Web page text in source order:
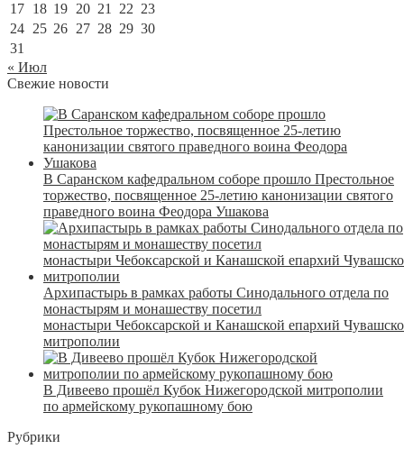
17 18 19 20 21 22 23
24 25 26 27 28 29 30
31
« Июл
Свежие новости
В Саранском кафедральном соборе прошло Престольное
торжество, посвященное 25-летию канонизации святого
праведного воина Феодора Ушакова
Архипастырь в рамках работы Синодального отдела по
монастырям и монашеству посетил
монастыри Чебоксарской и Канашской епархий
митрополии
В Дивеево прошёл Кубок Нижегородской митрополии
по армейскому рукопашному бою
Рубрики